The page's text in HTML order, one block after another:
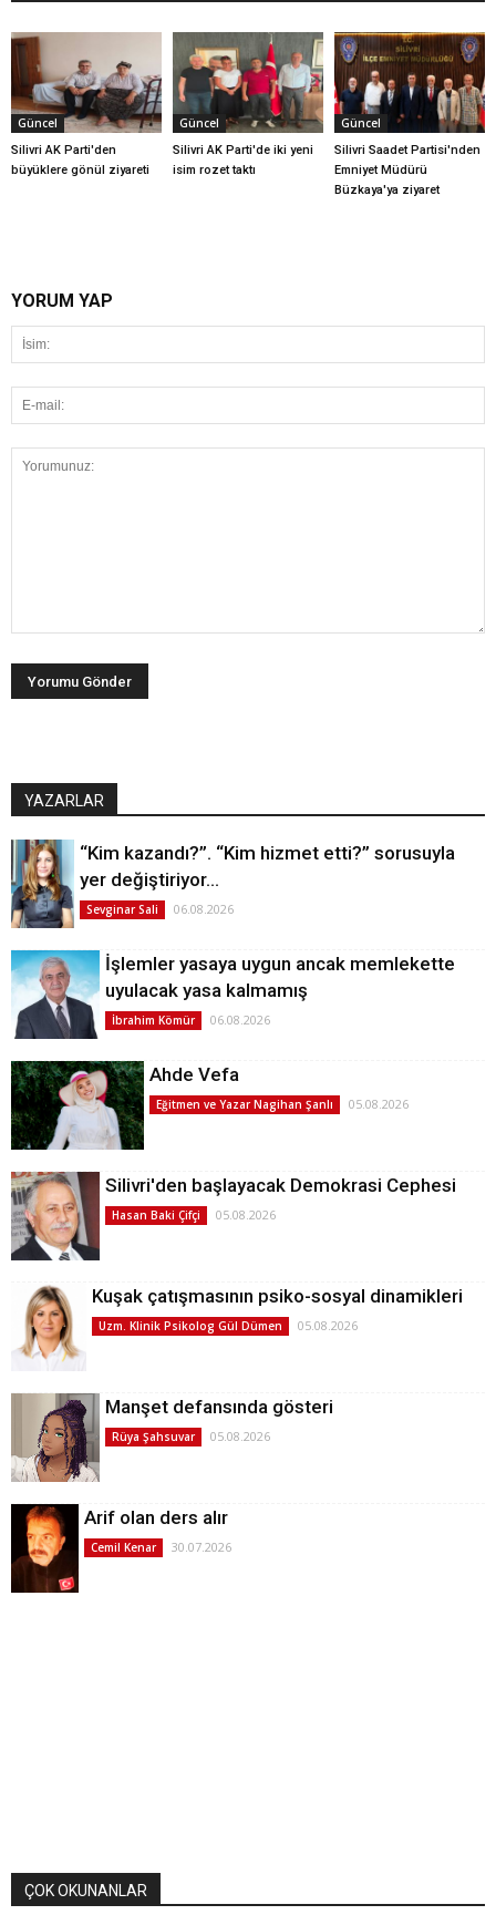
Güncel
Silivri AK Parti'den
büyüklere gönül ziyareti
Güncel
Silivri AK Parti'de iki yeni
isim rozet taktı
Güncel
Silivri Saadet Partisi'nden
Emniyet Müdürü
Büzkaya'ya ziyaret
YORUM YAP
YAZARLAR
“Kim kazandı?”. “Kim hizmet etti?” sorusuyla
yer değiştiriyor…
Sevginar Sali 06.08.2026
İşlemler yasaya uygun ancak memlekette
uyulacak yasa kalmamış
İbrahim Kömür 06.08.2026
Ahde Vefa
Eğitmen ve Yazar Nagihan Şanlı 05.08.2026
Silivri'den başlayacak Demokrasi Cephesi
Hasan Baki Çifçi 05.08.2026
Kuşak çatışmasının psiko-sosyal dinamikleri
Uzm. Klinik Psikolog Gül Dümen 05.08.2026
Manşet defansında gösteri
Rüya Şahsuvar 05.08.2026
Arif olan ders alır
Cemil Kenar 30.07.2026
ÇOK OKUNANLAR